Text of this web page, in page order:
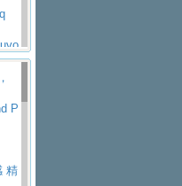
P
突
1
特
車
P
精